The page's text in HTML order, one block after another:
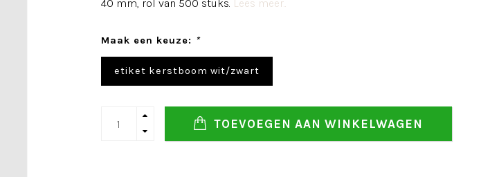
40 mm, rol van 500 stuks. Lees meer..
Maak een keuze: *
etiket kerstboom wit/zwart
TOEVOEGEN AAN WINKELWAGEN